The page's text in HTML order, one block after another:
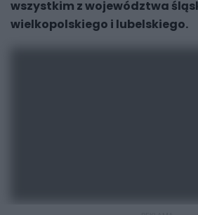
wszystkim z województwa
wielkopolskiego i lubelskiego.